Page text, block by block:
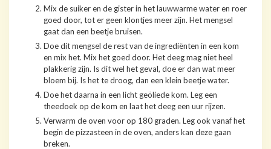
Mix de suiker en de gister in het lauwwarme water en roer
goed door, tot er geen klontjes meer zijn. Het mengsel
gaat dan een beetje bruisen.
Doe dit mengsel de rest van de ingrediënten in een kom
en mix het. Mix het goed door. Het deeg mag niet heel
plakkerig zijn. Is dit wel het geval, doe er dan wat meer
bloem bij. Is het te droog, dan een klein beetje water.
Doe het daarna in een licht geöliede kom. Leg een
theedoek op de kom en laat het deeg een uur rijzen.
Verwarm de oven voor op 180 graden. Leg ook vanaf het
begin de pizzasteen in de oven, anders kan deze gaan
breken.